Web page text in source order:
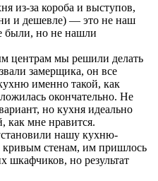
из-за короба и выступов,
и дешевле) — это не наш
были, но не нашли
центрам мы решили делать
замерщика, он все
именно такой, как
окончательно. Не
но кухня идеально
как мне нравится.
нашу кухню-
кривым стенам, им пришлось
шкафчиков, но результат